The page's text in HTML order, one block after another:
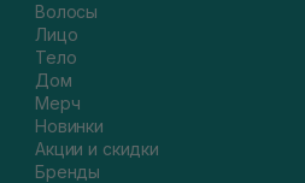
Волосы
Лицо
Тело
Дом
Мерч
Новинки
Акции и скидки
Бренды